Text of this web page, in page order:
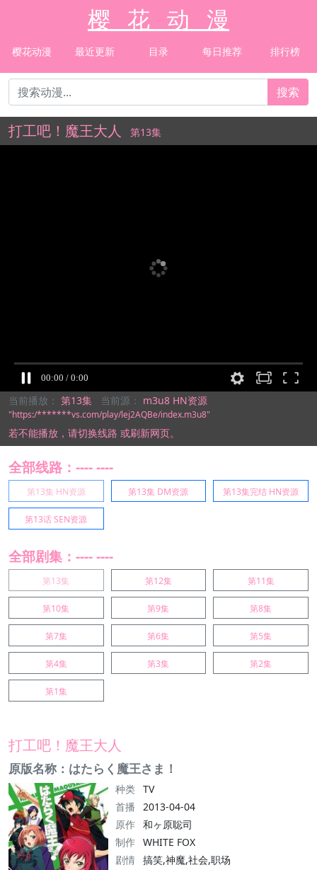
樱 花 动 漫
樱花动漫 最近更新 目录 每日推荐 排行榜
搜索
打工吧！魔王大人 第13集
当前播放： 第13集 当前源： m3u8 HN资源
"https:/*******vs.com/play/lej2AQBe/index.m3u8"
若不能播放， 请切换线路 或刷新网页。
全部线路：---- ----
第13集 HN资源 第13集 DM资源 第13集完结 HN资源
第13话 SEN资源
全部剧集：---- ----
第13集 第12集 第11集
第10集 第9集 第8集
第7集 第6集 第5集
第4集 第3集 第2集
第1集
打工吧！魔王大人
原版名称：はたらく魔王さま！
种类 TV
首播
2013-04-04
原作 和ヶ原聡司
制作 WHITE FOX
剧情 搞笑,神魔,社会,职场